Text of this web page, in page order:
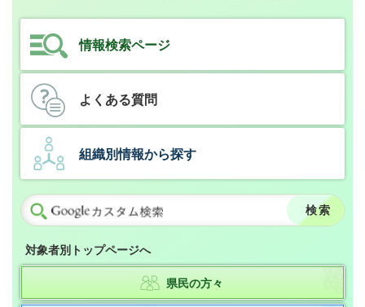
情報検索ページ
よくある質問
組織別情報から探す
対象者別トップページへ
県民の方々